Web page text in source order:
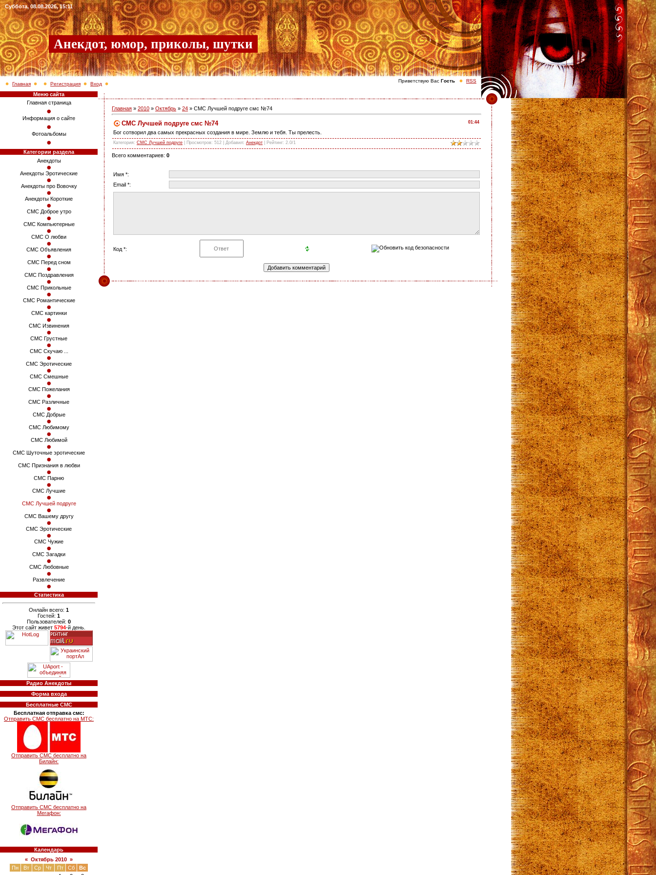
Суббота, 08.08.2026, 15:11
Приветствую Вас Гость RSS
Анекдот, юмор, приколы, шутки
Главная Регистрация Вход
Меню сайта
Главная страница
Информация о сайте
Фотоальбомы
Категории раздела
Анекдоты
Анекдоты Эротические
Анекдоты про Вовочку
Анекдоты Короткие
СМС Доброе утро
СМС Компьютерные
СМС О любви
СМС Объявления
СМС Перед сном
СМС Поздравления
СМС Прикольные
СМС Романтические
СМС картинки
СМС Извинения
СМС Грустные
СМС Скучаю ...
СМС Эротические
СМС Смешные
СМС Пожелания
СМС Различные
СМС Добрые
СМС Любимому
СМС Любимой
СМС Шуточные эротические
СМС Признания в любви
СМС Парню
СМС Лучшие
СМС Лучшей подруге
СМС Вашему другу
СМС Эротические
СМС Чужие
СМС Загадки
СМС Любовные
Развлечение
Статистика
Онлайн всего: 1
Гостей: 1
Пользователей: 0
Этот сайт живет 5794-й день.
Радио Анекдоты
Форма входа
Бесплатные СМС
Бесплатная отправка смс:
Отправить СМС бесплатно на МТС:
Отправить СМС бесплатно на
Билайн:
Отправить СМС бесплатно на
Мегафон:
Календарь
« Октябрь 2010 »
Пн
Вт Ср Чт Пт Сб
Вс
Главная » 2010 » Октябрь » 24 » СМС Лучшей подруге смс №74
01:44
СМС Лучшей подруге смс №74
Бог сотворил два самых прекрасных создания в мире. Землю и тебя. Ты прелесть.
Категория: СМС Лучшей подруге Просмотров: 512 | Добавил: Анекдот Рейтинг: 2.0/1
Всего комментариев: 0
Имя *:
Email *:
Код *: